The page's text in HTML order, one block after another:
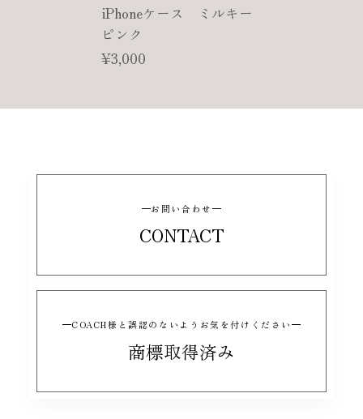
iPhoneケース ミルキー
ピンク
¥3,000
お問い合わせ
CONTACT
COACH様と誤認のないようお気を付けください
商標取得済み